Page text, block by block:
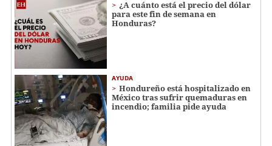
¿A cuánto está el precio del dólar
para este fin de semana en
Honduras?
AYUDA
Hondureño está hospitalizado en
México tras sufrir quemaduras en
incendio; familia pide ayuda